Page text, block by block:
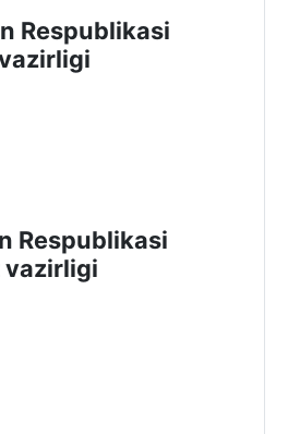
Respublikasi
Respublikasi
vazirligi